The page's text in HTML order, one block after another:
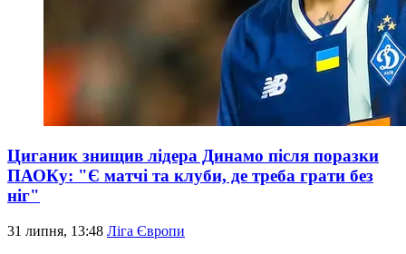
Циганик знищив лідера Динамо після поразки
ПАОКу: "Є матчі та клуби, де треба грати без
ніг"
31 липня, 13:48 Ліга Європи